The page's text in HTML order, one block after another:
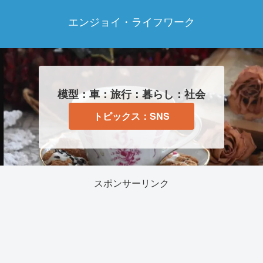
エンジョイ・ライフワーク
模型：車：旅行：暮らし：社会
トピックス：SNS
スポンサーリンク